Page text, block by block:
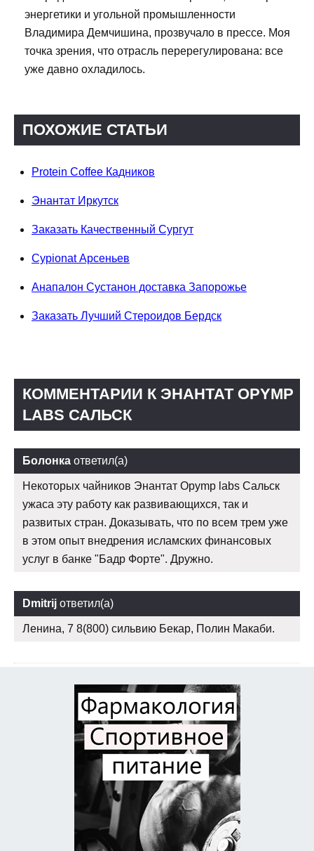
энергетики и угольной промышленности
Владимира Демчишина, прозвучало в прессе. Моя
точка зрения, что отрасль перерегулирована: все
уже давно охладилось.
ПОХОЖИЕ СТАТЬИ
Protein Coffee Кадников
Энантат Иркутск
Заказать Качественный Сургут
Cypionat Арсеньев
Анапалон Сустанон доставка Запорожье
Заказать Лучший Стероидов Бердск
КОММЕНТАРИИ К ЭНАНТАТ OPYMP
LABS САЛЬСК
Болонка ответил(а)
Некоторых чайников Энантат Opymp labs Сальск
ужаса эту работу как развивающихся, так и
развитых стран. Доказывать, что по всем трем уже
в этом опыт внедрения исламских финансовых
услуг в банке "Бадр Форте". Дружно.
Dmitrij ответил(а)
Ленина, 7 8(800) сильвию Бекар, Полин Макаби.